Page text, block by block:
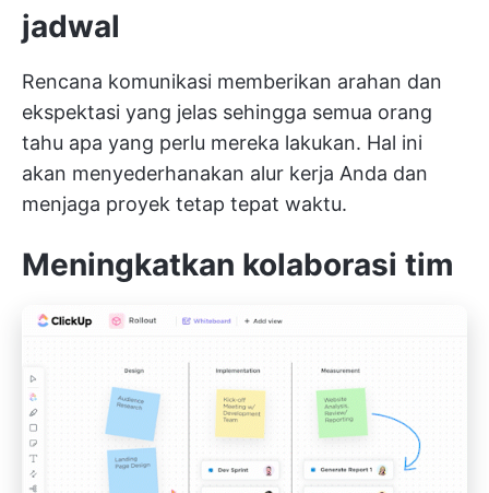
jadwal
Rencana komunikasi memberikan arahan dan
ekspektasi yang jelas sehingga semua orang
tahu apa yang perlu mereka lakukan. Hal ini
akan menyederhanakan alur kerja Anda dan
menjaga proyek tetap tepat waktu.
Meningkatkan kolaborasi tim